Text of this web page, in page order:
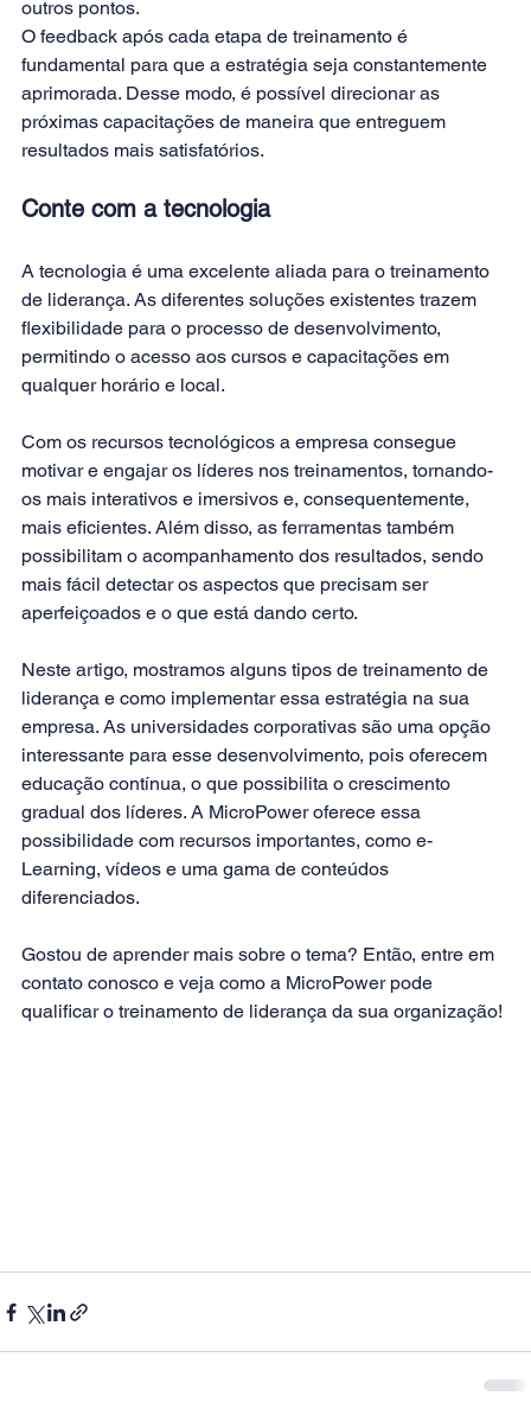
outros pontos.
O feedback após cada etapa de treinamento é
fundamental para que a estratégia seja constantemente
aprimorada. Desse modo, é possível direcionar as
próximas capacitações de maneira que entreguem
resultados mais satisfatórios.
Conte com a tecnologia
A tecnologia é uma excelente aliada para o treinamento
de liderança. As diferentes soluções existentes trazem
flexibilidade para o processo de desenvolvimento,
permitindo o acesso aos cursos e capacitações em
qualquer horário e local.
Com os recursos tecnológicos a empresa consegue
motivar e engajar os líderes nos treinamentos, tornando-
os mais interativos e imersivos e, consequentemente,
mais eficientes. Além disso, as ferramentas também
possibilitam o acompanhamento dos resultados, sendo
mais fácil detectar os aspectos que precisam ser
aperfeiçoados e o que está dando certo.
Neste artigo, mostramos alguns tipos de treinamento de
liderança e como implementar essa estratégia na sua
empresa. As universidades corporativas são uma opção
interessante para esse desenvolvimento, pois oferecem
educação contínua, o que possibilita o crescimento
gradual dos líderes. A MicroPower oferece essa
possibilidade com recursos importantes, como e-
Learning, vídeos e uma gama de conteúdos
diferenciados.
Gostou de aprender mais sobre o tema? Então, entre em
contato conosco e veja como a MicroPower pode
qualificar o treinamento de liderança da sua organização!